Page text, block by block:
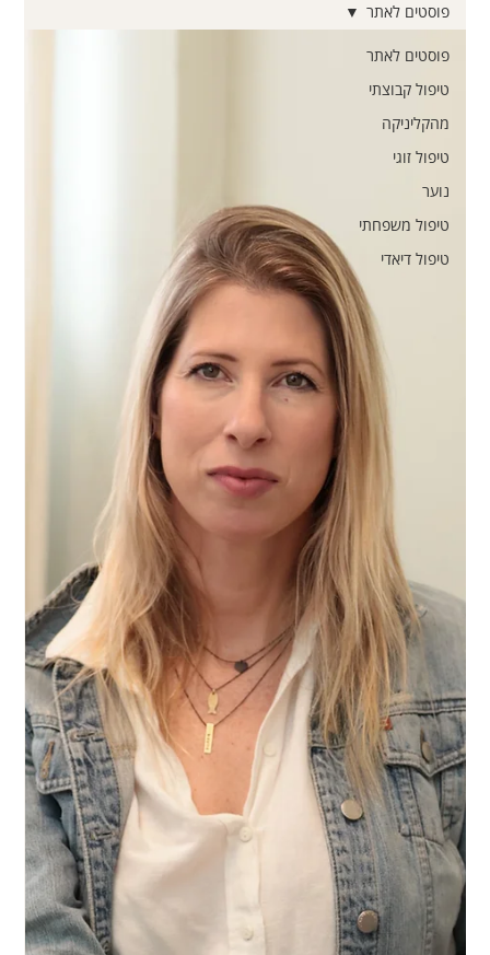
פוסטים לאתר
טיפול קבוצתי
מהקליניקה
טיפול זוגי
נוער
טיפול משפחתי
טיפול דיאדי
פוסטים לאתר